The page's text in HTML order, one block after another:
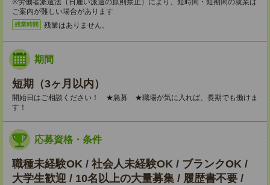
※労働者派遣法（日雇い派遣の原則禁止）により、短時間・短期間の就業は
ご案内が難しい場合があります
残業時間 残業はありません。
期間
短期（3ヶ月以内）
開始日はご相談ください！ ★急募 ★職場が気に入れば、長期でも働けま
す！
応募資格・条件
職種未経験OK / 社会人未経験OK / ブランクOK /
大学生歓迎 / 10名以上の大量募集 / 履歴書不要 /